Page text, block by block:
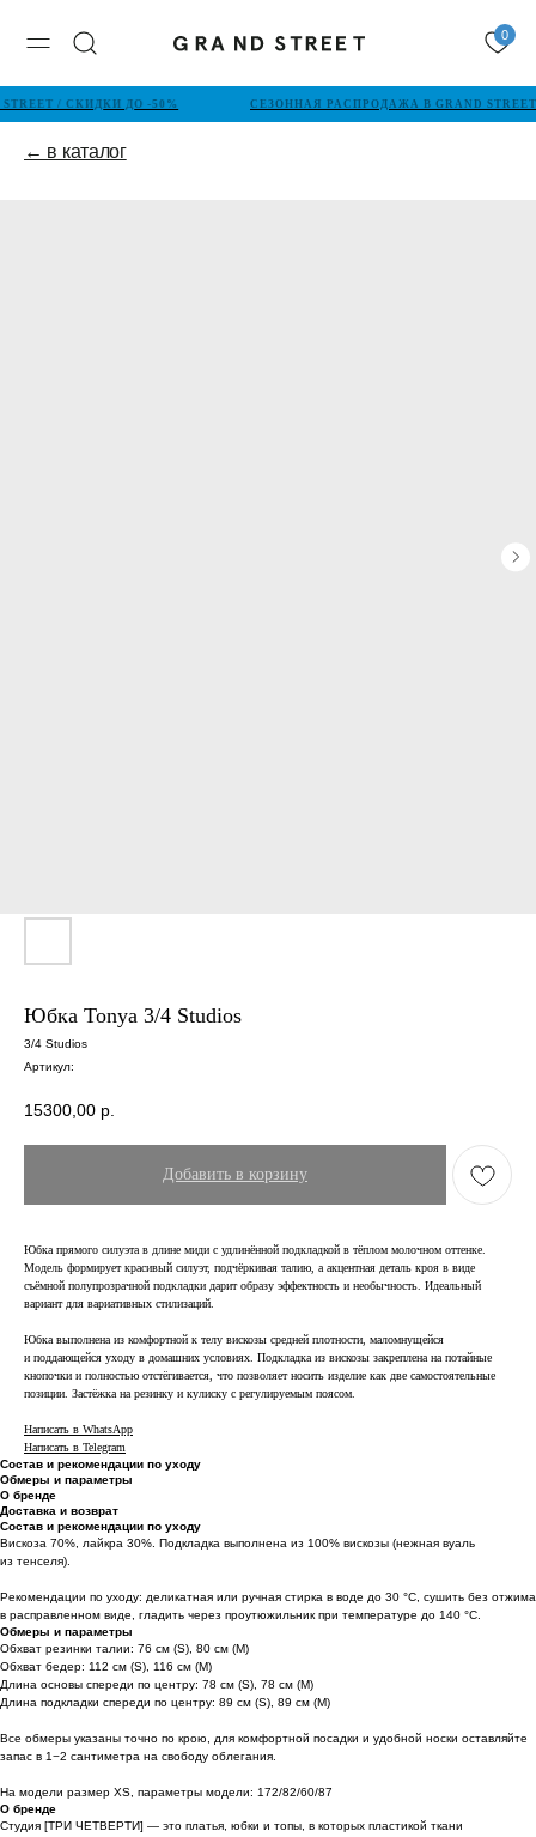
0
/ СКИДКИ ДО -50% СЕЗОННАЯ РАСПРОДАЖА В GRAND
← в каталог
Юбка Tonya 3/4 Studios
3/4 Studios
Артикул:
15300,00 р.
Добавить в корзину
Юбка прямого силуэта в длине миди с удлинённой подкладкой в тёплом молочном оттенке.
Модель формирует красивый силуэт, подчёркивая талию, а акцентная деталь кроя в виде
съёмной полупрозрачной подкладки дарит образу эффектность и необычность. Идеальный
вариант для вариативных стилизаций.
Юбка выполнена из комфортной к телу вискозы средней плотности, маломнущейся
и поддающейся уходу в домашних условиях. Подкладка из вискозы закреплена на потайные
кнопочки и полностью отстёгивается, что позволяет носить изделие как две самостоятельные
позиции. Застёжка на резинку и кулиску с регулируемым поясом.
Написать в WhatsApp
Написать в Telegram
Состав и рекомендации по уходу
Обмеры и параметры
О бренде
Доставка и возврат
Состав и рекомендации по уходу
Вискоза 70%, лайкра 30%. Подкладка выполнена из 100% вискозы (нежная вуаль
из тенселя).
Рекомендации по уходу: деликатная или ручная стирка в воде до 30 °C, сушить без отжима
в расправленном виде, гладить через проутюжильник при температуре до 140 °C.
Обмеры и параметры
Обхват резинки талии: 76 см (S), 80 см (M)
Обхват бедер: 112 см (S), 116 см (M)
Длина основы спереди по центру: 78 см (S), 78 см (M)
Длина подкладки спереди по центру: 89 см (S), 89 см (M)
Все обмеры указаны точно по крою, для комфортной посадки и удобной носки оставляйте
запас в 1−2 сантиметра на свободу облегания.
На модели размер XS, параметры модели: 172/82/60/87
О бренде
Студия [ТРИ ЧЕТВЕРТИ] — это платья, юбки и топы, в которых пластикой ткани